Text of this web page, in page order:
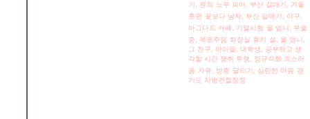
기, 원죄
노우 피어, 부산 갈매기, 겨울
훈련
꽃보다 남자, 부산 갈매기, 야구,
바그다드 카페, 기말시험
울 엄니, 우울
증, 목로주점 화장실 휴지
설, 울 엄니,
그 친구, 아이들, 대학생, 공부하고 생
각할 시간 쟁취 투쟁, 정규직화 죄스러
움 자유, 방종 달리기, 심란한 마음 경
기도 지방견찰청장